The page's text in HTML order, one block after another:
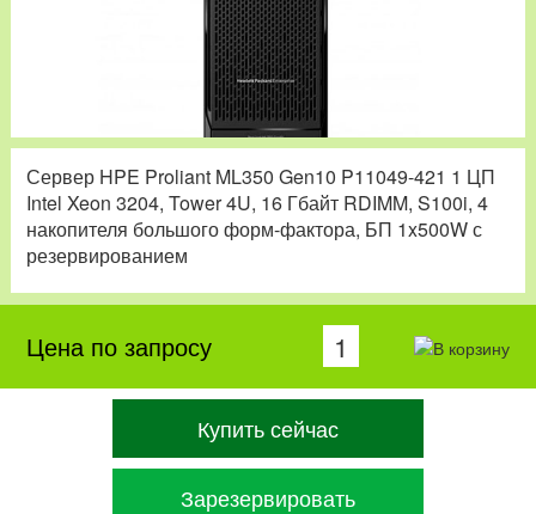
Сервер HPE Proliant ML350 Gen10 P11049-421 1 ЦП
Intel Xeon 3204, Tower 4U, 16 Гбайт RDIMM, S100i, 4
накопителя большого форм-фактора, БП 1x500W с
резервированием
Цена по запросу
Купить сейчас
Зарезервировать